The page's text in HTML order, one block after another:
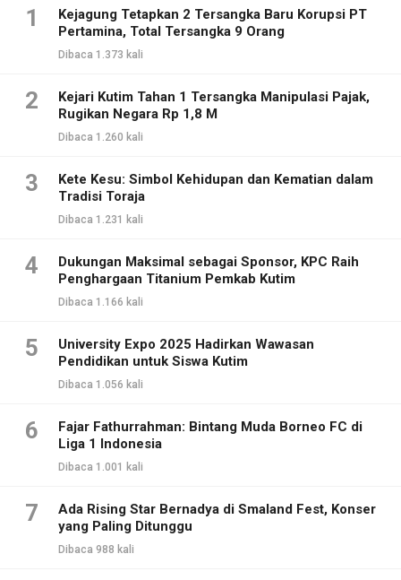
1
Kejagung Tetapkan 2 Tersangka Baru Korupsi PT
Pertamina, Total Tersangka 9 Orang
Dibaca 1.373 kali
2
Kejari Kutim Tahan 1 Tersangka Manipulasi Pajak,
Rugikan Negara Rp 1,8 M
Dibaca 1.260 kali
3
Kete Kesu: Simbol Kehidupan dan Kematian dalam
Tradisi Toraja
Dibaca 1.231 kali
4
Dukungan Maksimal sebagai Sponsor, KPC Raih
Penghargaan Titanium Pemkab Kutim
Dibaca 1.166 kali
5
University Expo 2025 Hadirkan Wawasan
Pendidikan untuk Siswa Kutim
Dibaca 1.056 kali
6
Fajar Fathurrahman: Bintang Muda Borneo FC di
Liga 1 Indonesia
Dibaca 1.001 kali
7
Ada Rising Star Bernadya di Smaland Fest, Konser
yang Paling Ditunggu
Dibaca 988 kali